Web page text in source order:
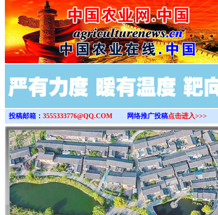
>
投稿邮箱： 3555333776@QQ.COM 网络推广投稿点击进入>>>